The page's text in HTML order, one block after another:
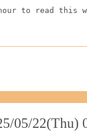
to read
05/